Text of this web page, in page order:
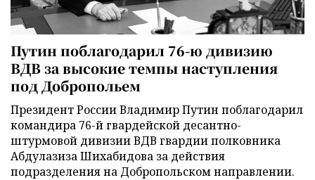
Путин поблагодарил 76-ю дивизию
ВДВ за высокие темпы наступления
под Добропольем
Президент России Владимир Путин поблагодарил
командира 76-й гвардейской десантно-
штурмовой дивизии ВДВ гвардии полковника
Абдулазиза Шихабидова за действия
подразделения на Добропольском направлении.